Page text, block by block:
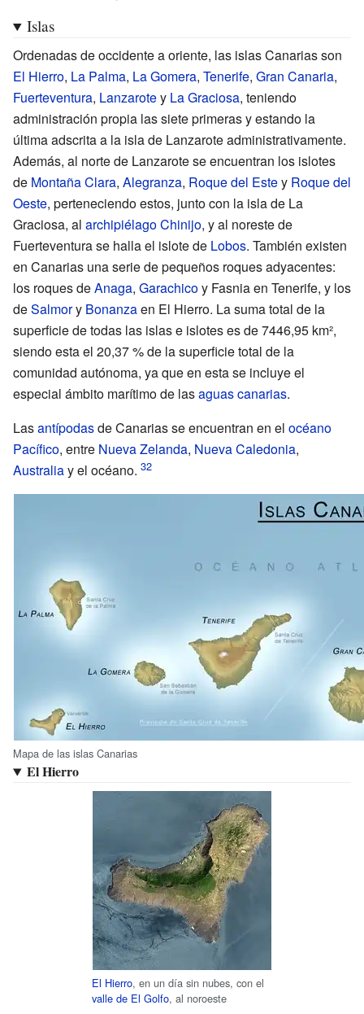
Islas
Ordenadas de occidente a oriente, las islas Canarias son
El Hierro, La Palma, La Gomera, Tenerife, Gran Canaria,
Fuerteventura, Lanzarotey La Graciosa, teniendo
administración propia las siete primeras y estando la
última adscrita a la isla de Lanzarote administrativamente.
Además, al norte de Lanzarote se encuentran los islotes
de Montaña Clara, Alegranza, Roque del Estey Roque del
Oeste, perteneciendo estos, junto con la isla de La
Graciosa, al archipiélago Chinijo, y al noreste de
Fuerteventura se halla el islote de Lobos. También existen
en Canarias una serie de pequeños roques adyacentes:
los roques deAnaga, Garachicoy Fasnia en Tenerife, y los
deSalmory Bonanzaen El Hierro. La suma total de la
superficie de todas las islas e islotes es de 7446,95 km²,
siendo esta el 20,37% de la superficie total de la
comunidad autónoma, ya que en esta se incluye el
especial ámbito marítimo de lasaguas canarias.
Lasantípodasde Canarias se encuentran en el océano
Pacífico, entre Nueva Zelanda, Nueva Caledonia,
Australiay el océano.
Mapa de las islas Canarias
El Hierro
El Hierro, en un día sin nubes, con el
valle de El Golfo, al noroeste